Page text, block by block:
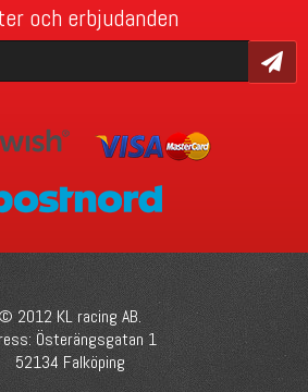
och erbjudanden
Skicka
© 2012 KL racing AB.
Österängsgatan 1
52134 Falköping